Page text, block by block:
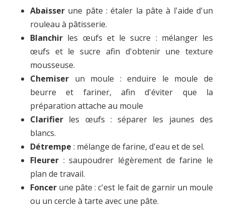
Abaisser une pâte : étaler la pâte à l'aide d'un
rouleau à pâtisserie.
Blanchir les œufs et le sucre : mélanger les
œufs et le sucre afin d'obtenir une texture
mousseuse.
Chemiser un moule : enduire le moule de
beurre et fariner, afin d'éviter que la
préparation attache au moule
Clarifier les œufs : séparer les jaunes des
blancs.
Détrempe : mélange de farine, d'eau et de sel.
Fleurer : saupoudrer légèrement de farine le
plan de travail.
Foncer une pâte : c'est le fait de garnir un moule
ou un cercle à tarte avec une pâte.